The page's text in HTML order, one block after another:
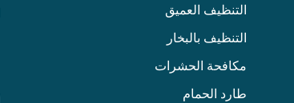
التنظيف العميق
التنظيف بالبخار
مكافحة الحشرات
طارد الحمام